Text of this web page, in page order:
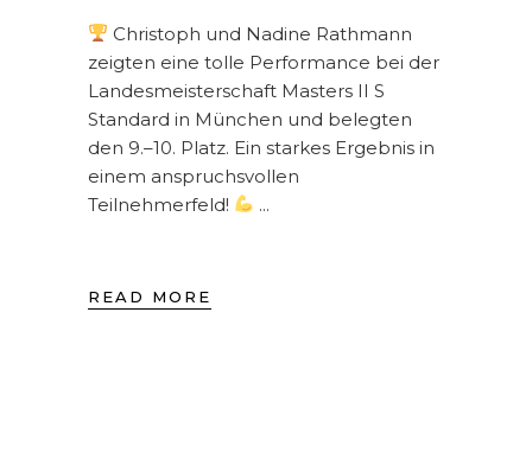
Christoph und Nadine Rathmann
zeigten eine tolle Performance bei der
Landesmeisterschaft Masters II S
Standard in München und belegten
den 9.–10. Platz. Ein starkes Ergebnis in
einem anspruchsvollen
Teilnehmerfeld!
READ MORE